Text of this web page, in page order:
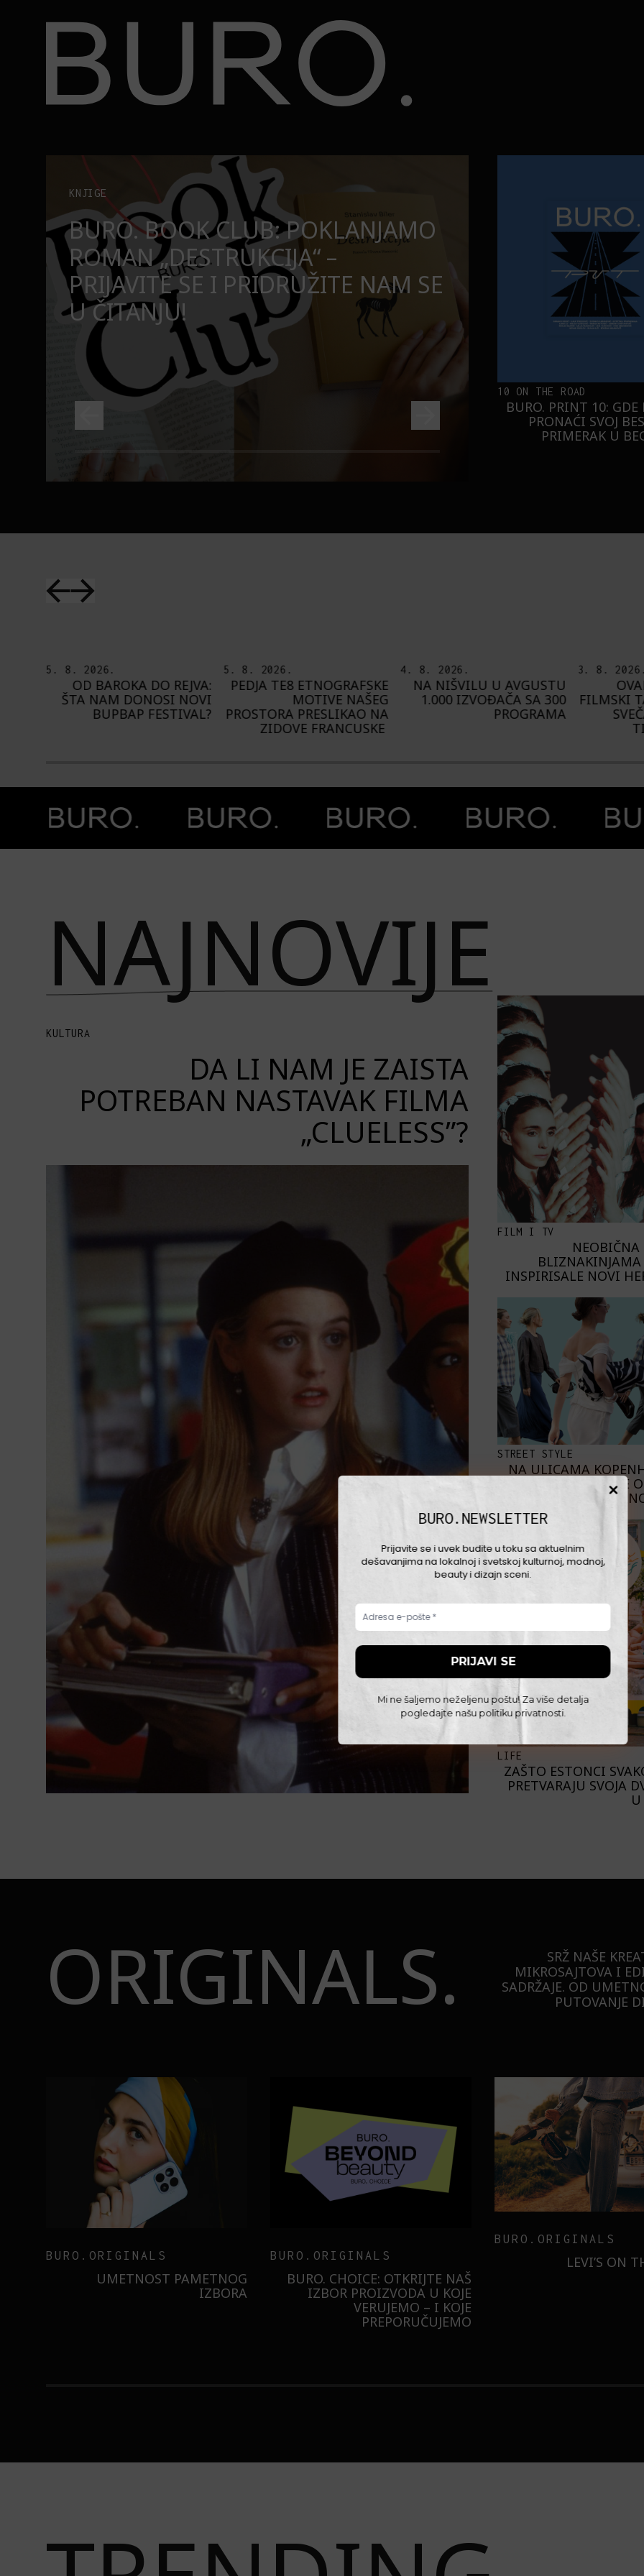
BURO.
POZORIŠTE
BEOGRAD, BAJAGA I OSAMDESETE:
MJUZIKL KOJI NE PROPUŠTAMO
Beograd, Bajaga i osamdesete: Mjuzikl koji ne propuštamo
ONAJ JEDAN
STALNO
TORBE
10 ON THE ROAD
BURO. PRINT 10: GDE
PRONAĆI SVOJ
PRIMERAK U
5. 8. 2026.
PEDJA TE8 ETNOGRAFSKE
MOTIVE NAŠEG
PROSTORA PRESLIKAO NA
4. 8. 2026.
NA NIŠVILU U AVGUSTU
1.000 IZVOĐAČA SA 300
PROGRAMA
3. 8. 2026.
OVAKO JE IZGLEDAO
FILMSKI TALAS NA MORU:
SVEČANO ZATVOREN
6. 8. 2026.
NAJNOVIJE
KULTURA
DA LI NAM JE ZAISTA
POTREBAN NASTAVAK FILMA
„CLUELESS”?
FILM I TV
NEOBIČNA
BLIZNAKINJAMA
INSPIRISALE NOVI
STREET STYLE
NA ULICAMA
NAJBOLJE
SKANDINAVKE
LIFE
ZAŠTO ESTONCI
PRETVARAJU SVOJA
U
ORIGINALS.
SRŽ NAŠE
MIKROSAJTOVA I
SADRŽAJE. OD
PUTOVANJE
ZNATE LI ŠTA JE
SORBETIZACIJA? OTKRIJTE
TAJNU LAGANE NEGE KOŽE
INSAJDER
BILI SMO U NOVOJ MONA
RADNJI U GALERIJI – I
STILIZOVALI NAJPOŽELJNIJU
JAKNU NA 3 NAČINA
TECHNOLOGY
MESEC DANA SMO
BURO.NEWSLETTER
Prijavite se i uvek budite u toku sa aktuelnim
dešavanjima na lokalnoj i svetskoj kulturnoj, modnoj,
beauty i dizajn sceni.
Mi ne šaljemo neželjenu poštu! Za više detalja
pogledajte našu politiku privatnosti.